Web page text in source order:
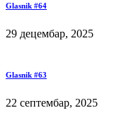
Glasnik #64
29 децембар, 2025
Glasnik #63
22 септембар, 2025